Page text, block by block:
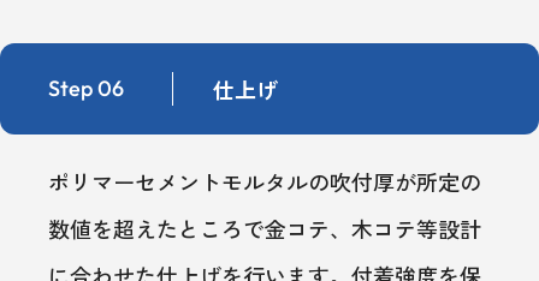
Step 06 仕上げ
ポリマーセメントモルタルの吹付厚が所定の
数値を超えたところで金コテ、木コテ等設計
に合わせた仕上げを行います。付着強度を保